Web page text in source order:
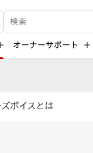
検索キーワード入力
オーナーサポート
ボイスとは